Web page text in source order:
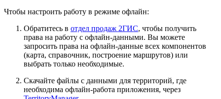
Чтобы настроить работу в режиме офлайн:
Обратитесь в отдел продаж 2ГИС, чтобы получить
права на работу с офлайн-данными. Вы можете
запросить права на офлайн-данные всех компонентов
(карта, справочник, построение маршрутов) или
выбрать только необходимые.
Скачайте файлы с данными для территорий, где
необходима офлайн-работа приложения, через